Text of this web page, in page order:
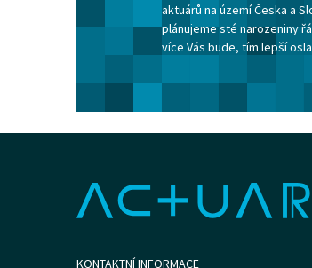
aktuárů na území Česka a
plánujeme sté narozeniny
více Vás bude, tím lepší
KONTAKTNÍ INFORMACE